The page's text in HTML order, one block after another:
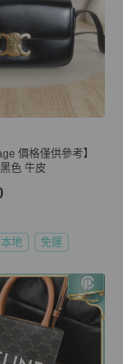
價格僅供參考】
色 牛皮
本地 免運